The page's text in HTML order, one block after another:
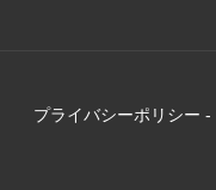
プライバシーポリシー -